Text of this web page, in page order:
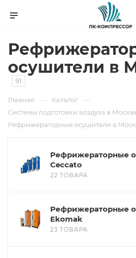
осушители в
91
Главная — Каталог —
Системы подготовки воздуха в
Рефрижераторные осушители в
Рефрижераторные
Ceccato
22 ТОВАРА
Рефрижераторные
Ekomak
23 ТОВАРА